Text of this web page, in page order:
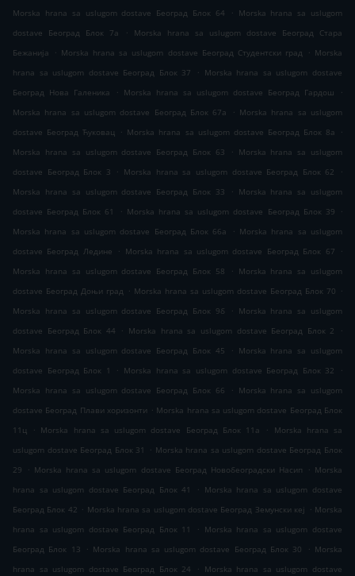
Morska hrana sa uslugom dostave Београд Блок 64 . Morska hrana sa uslugom
dostave Београд Блок 7а
.
Morska hrana sa uslugom dostave Београд Стара
Бежанија
. Morska hrana sa uslugom dostave Београд Студентски град . Morska
hrana sa uslugom dostave Београд Блок 37
. Morska hrana sa uslugom dostave
Београд Нова Галеника
. Morska hrana sa uslugom dostave Београд Гардош
.
Morska hrana sa uslugom dostave Београд Блок 67а
. Morska hrana sa uslugom
dostave Београд Ћуковац . Morska hrana sa uslugom dostave Београд Блок 8а
.
Morska hrana sa uslugom dostave Београд Блок 63
. Morska hrana sa uslugom
dostave Београд Блок 3
. Morska hrana sa uslugom dostave Београд Блок 62
.
Morska hrana sa uslugom dostave Београд Блок 33
. Morska hrana sa uslugom
dostave Београд Блок 61
. Morska hrana sa uslugom dostave Београд Блок 39
.
Morska hrana sa uslugom dostave Београд Блок 66а
. Morska hrana sa uslugom
dostave Београд Ледине
. Morska hrana sa uslugom dostave Београд Блок 67
.
Morska hrana sa uslugom dostave Београд Блок 58
. Morska hrana sa uslugom
dostave Београд Доњи град . Morska hrana sa uslugom dostave Београд Блок 70 .
Morska hrana sa uslugom dostave Београд Блок 9б
. Morska hrana sa uslugom
dostave Београд Блок 44
. Morska hrana sa uslugom dostave Београд Блок 2
.
Morska hrana sa uslugom dostave Београд Блок 45
. Morska hrana sa uslugom
dostave Београд Блок 1
. Morska hrana sa uslugom dostave Београд Блок 32
.
Morska hrana sa uslugom dostave Београд Блок 66
. Morska hrana sa uslugom
dostave Београд Плави хоризонти . Morska hrana sa uslugom dostave Београд Блок
11ц
. Morska hrana sa uslugom dostave Београд Блок 11а .
Morska hrana sa
uslugom dostave Београд Блок 31
. Morska hrana sa uslugom dostave Београд Блок
29
. Morska hrana sa uslugom dostave Београд Новобеоградски Насип . Morska
hrana sa uslugom dostave Београд Блок 41
. Morska hrana sa uslugom dostave
Београд Блок 42 . Morska hrana sa uslugom dostave Београд Земунски кеј . Morska
hrana sa uslugom dostave Београд Блок 11
. Morska hrana sa uslugom dostave
Београд Блок 13
. Morska hrana sa uslugom dostave Београд Блок 30 . Morska
hrana sa uslugom dostave Београд Блок 24
. Morska hrana sa uslugom dostave